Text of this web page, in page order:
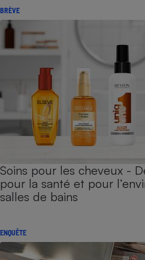
BRÈVE
Soins pour les cheveux -
pour la santé et pour
salles de bains
ENQUÊTE